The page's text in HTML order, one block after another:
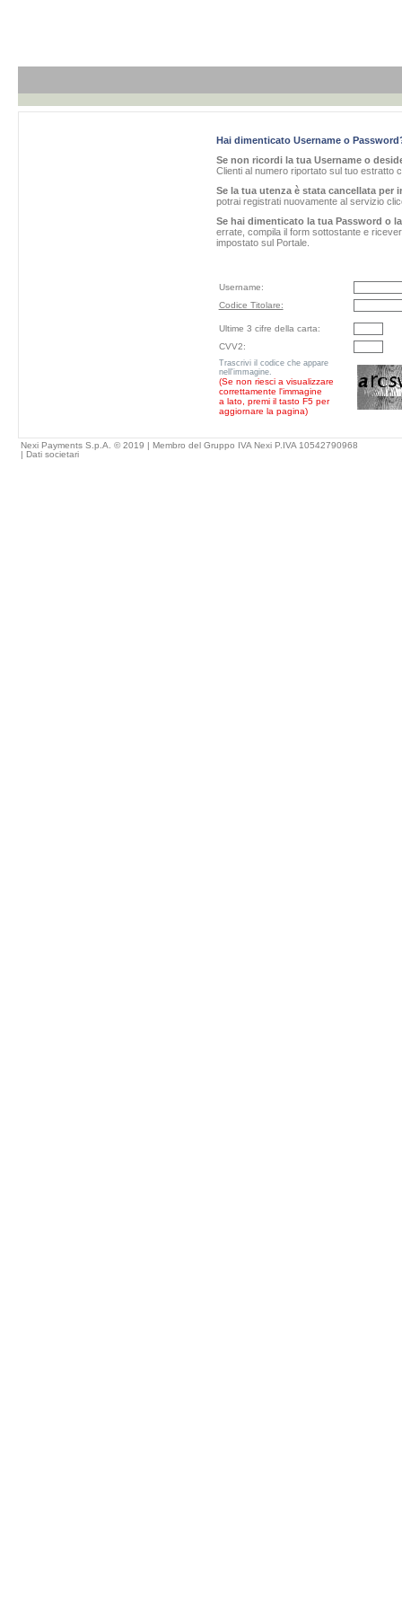
Hai dimenticato Username o
Se non ricordi la tua Username o
Clienti al numero riportato sul tuo estratto
Se la tua utenza è stata cancellata per
potrai registrati nuovamente al servizio
Se hai dimenticato la tua Password o
errate, compila il form sottostante e
impostato sul Portale.
Username:
Codice Titolare:
Ultime 3 cifre della carta:
CVV2:
Trascrivi il codice che appare
nell'immagine.
(Se non riesci a visualizzare
correttamente l'immagine
a lato, premi il tasto F5 per
aggiornare la pagina)
Nexi Payments S.p.A. © 2019 | Membro del Gruppo IVA Nexi P.IVA 10542790968
| Dati societari